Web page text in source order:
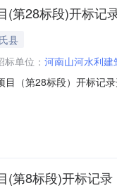
(第28标段)开标记
县
标单位： 河南山河水利
目（第28标段）开标记
目负责人:岳强;报价
(第8标段)开标记录